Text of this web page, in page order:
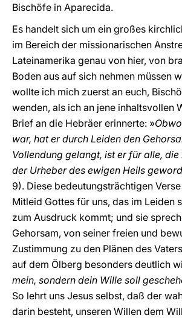
Bischöfe in Aparecida.
Es handelt sich um ein großes
im Bereich der missionarischen
Lateinamerika genau von hier, von
Boden aus auf sich nehmen müssen
wollte ich mich zuerst an euch,
wenden, als ich an jene inhaltsvollen
Brief an die Hebräer erinnerte: »
war, hat er durch Leiden den
Vollendung gelangt, ist er für alle, die
der Urheber des ewigen Heils
9). Diese bedeutungsträchtigen
Mitleid Gottes für uns, das im Leiden
zum Ausdruck kommt; und sie
Gehorsam, von seiner freien und
Zustimmung zu den Plänen des
auf dem Ölberg besonders deutlich
mein, sondern dein Wille soll
So lehrt uns Jesus selbst, daß der
darin besteht, unseren Willen dem